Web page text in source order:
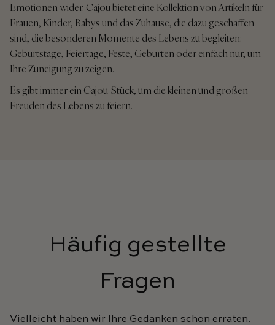
Emotionen wider. Cajou bietet eine Kollektion von Artikeln für
Frauen, Kinder, Babys und das Zuhause, die dazu geschaffen
sind, die besonderen Momente des Lebens zu begleiten:
Geburtstage, Feiertage, Feste, Geburten oder einfach nur, um
Ihre Zuneigung zu zeigen.
Es gibt immer ein Cajou-Stück, um die kleinen und großen
Freuden des Lebens zu feiern.
Häufig gestellte
Fragen
Vielleicht haben wir Ihre Gedanken schon erraten.